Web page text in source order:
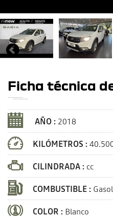
Ficha técnica
AÑO : 2018
KILÓMETROS :
CILINDRADA : cc
COMBUSTIBLE :
COLOR : Blanco